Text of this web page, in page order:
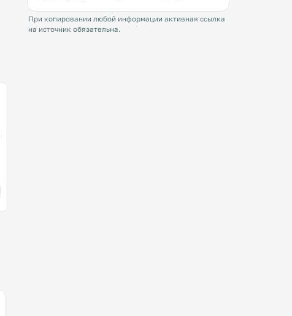
При копировании любой информации активная ссылка
на источник обязательна.